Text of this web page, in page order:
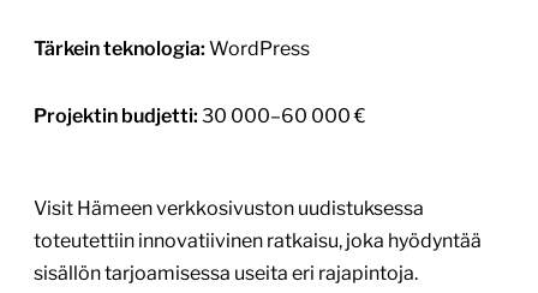
Tärkein teknologia: WordPress
Projektin budjetti: 30 000–60 000 €
Visit Hämeen verkkosivuston uudistuksessa
toteutettiin innovatiivinen ratkaisu, joka hyödyntää
sisällön tarjoamisessa useita eri rajapintoja.